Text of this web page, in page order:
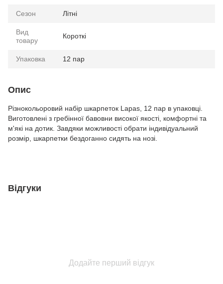
Сезон Літні
Вид
товару
Короткі
Упаковка 12 пар
Опис
Різнокольоровий набір шкарпеток Lapas, 12 пар в упаковці.
Виготовлені з гребінної бавовни високої якості, комфортні та
м'які на дотик. Завдяки можливості обрати індивідуальний
розмір, шкарпетки бездоганно сидять на нозі.
Відгуки
Додайте перший відгук